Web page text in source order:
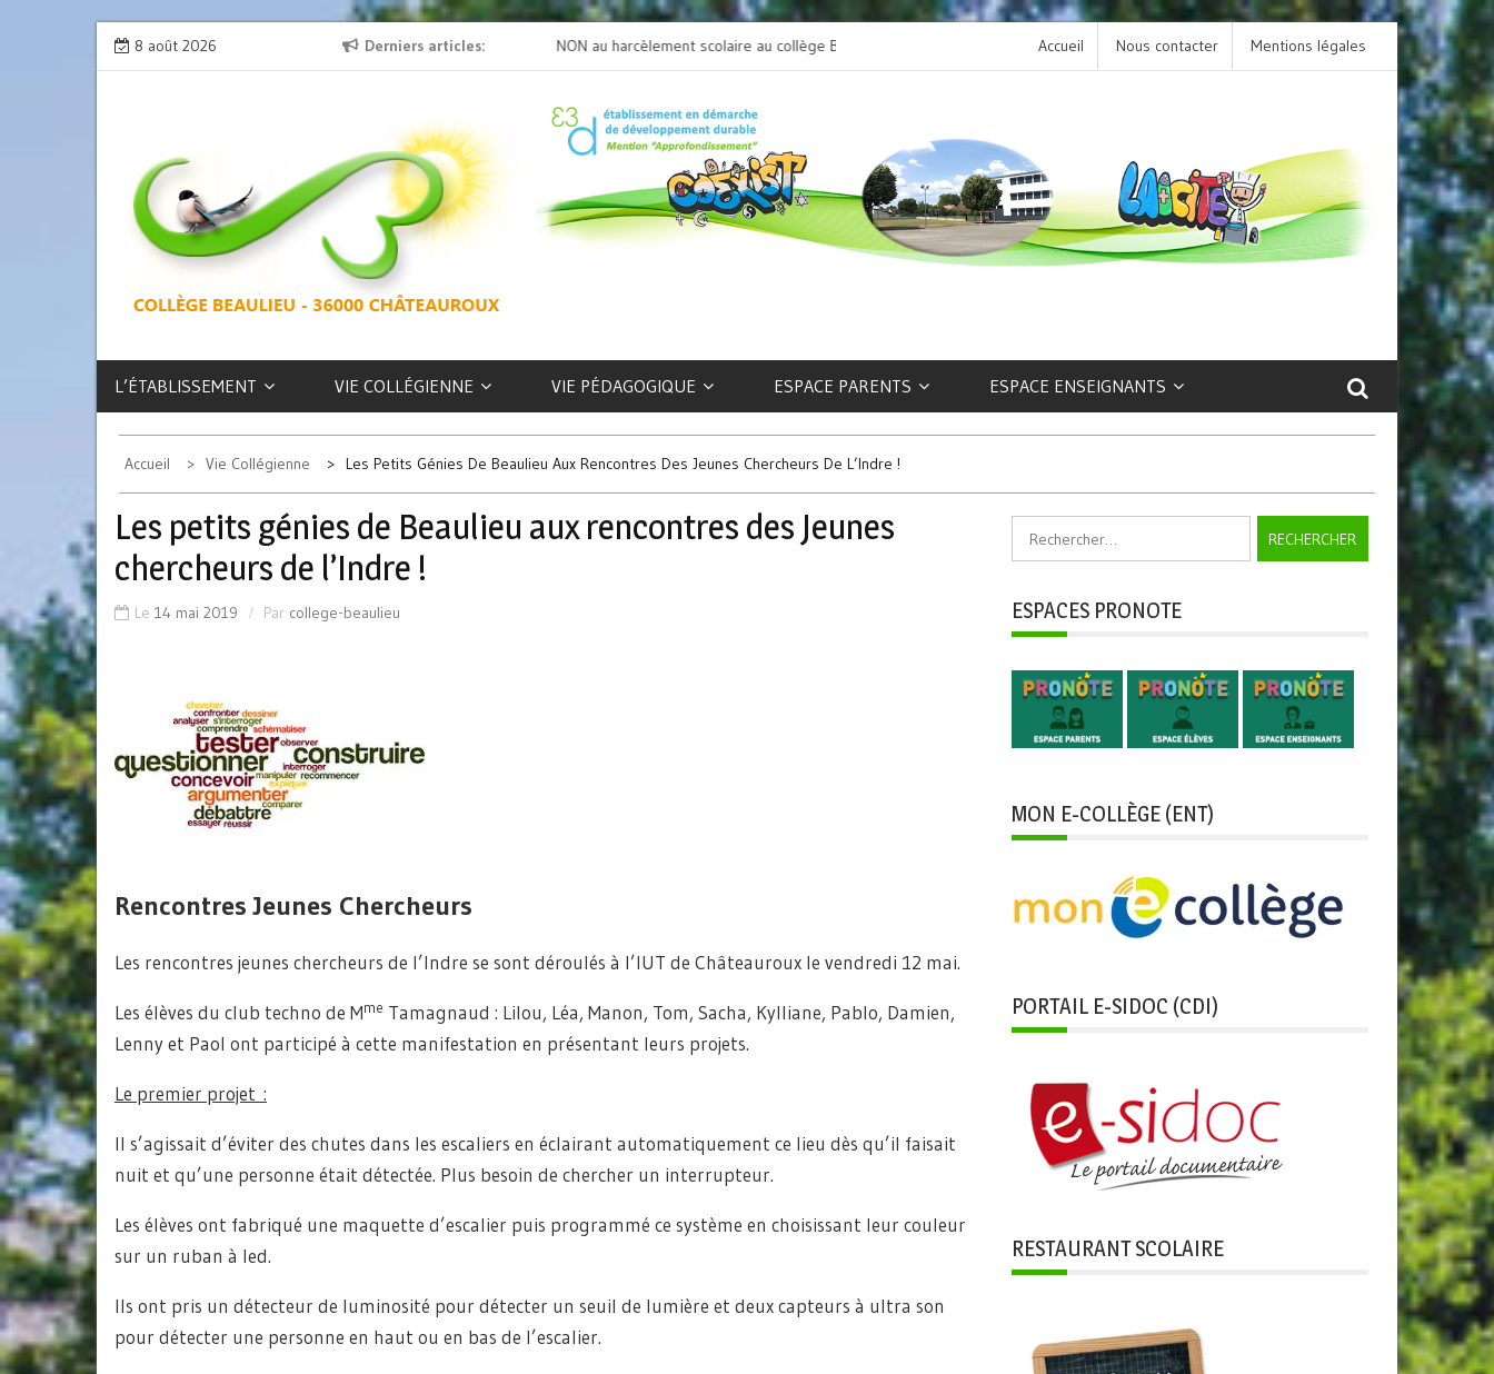
Skip
to
8 août 2026 Derniers articles
» : l’émission de radioL’exposition des latinistes est là ! NON au harcèlement scolaire au collège Beaulieu
L’option LCA Latin au collège : une porte
sur la culture et le patrimoine antique !
Accueil Nous contacter Mentions légales
COLLÈGE
BEAULIEU –
CHÂTEAUROUX
L’ÉTABLISSEMENT VIE COLLÉGIENNE VIE PÉDAGOGIQUE ESPACE PARENTS ESPACE ENSEIGNANTS
Accueil Vie Collégienne Les Petits Génies De Beaulieu Aux Rencontres Des Jeunes Chercheurs De L’Indre !
Les petits génies de Beaulieu aux rencontres des Jeunes
chercheurs de l’Indre !
Le 14 mai 2019 Par college-beaulieu
Rencontres Jeunes Chercheurs
Les rencontres jeunes chercheurs de l’Indre se sont déroulés à l’IUT de Châteauroux le vendredi 12 mai.
Les élèves du club techno de Mme Tamagnaud : Lilou, Léa, Manon, Tom, Sacha, Kylliane, Pablo, Damien,
Lenny et Paol ont participé à cette manifestation en présentant leurs projets.
Le premier projet :
Il s’agissait d’éviter des chutes dans les escaliers en éclairant automatiquement ce lieu dès qu’il faisait
nuit et qu’une personne était détectée. Plus besoin de chercher un interrupteur.
Les élèves ont fabriqué une maquette d’escalier puis programmé ce système en choisissant leur couleur
sur un ruban à led.
Ils ont pris un détecteur de luminosité pour détecter un seuil de lumière et deux capteurs à ultra son
pour détecter une personne en haut ou en bas de l’escalier.
Rechercher :
ESPACES PRONOTE
MON E-COLLÈGE (ENT)
PORTAIL E-SIDOC (CDI)
RESTAURANT SCOLAIRE